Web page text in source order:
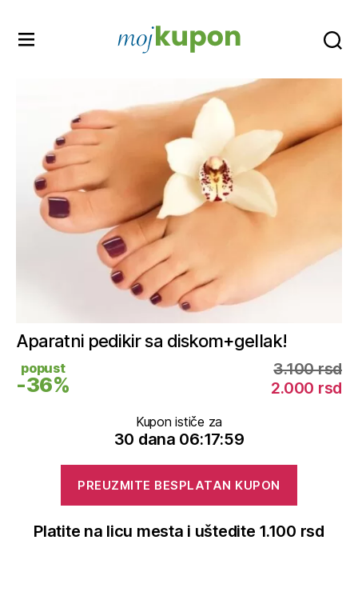
Aparatni pedikir sa diskom+gellak!
popust
-36%
3.100 rsd
2.000 rsd
Kupon ističe za
30 dana 06:17:58
PREUZMITE BESPLATAN KUPON
Platite na licu mesta i uštedite 1.100 rsd